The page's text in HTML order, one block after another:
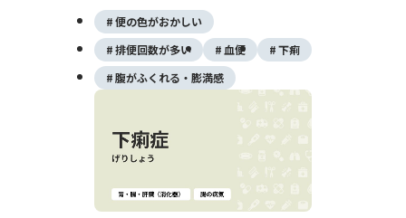
る感染性腸炎のほか、薬の影響、血流障害、
炎症性腸疾患などによる非感染性腸炎もあり
ます。 多くの急性腸炎は数日から1週間程度
で改善することが多いものの、強い腹痛や血
便、脱水症状がある場合は早めの受診が必要
です。 この記事では、腸炎の症状や原因、
検査・治療方法、受診の目安、食事のポイン
便の色がおかしい
排便回数が多い
血便
下痢
腹がふくれる・膨満感